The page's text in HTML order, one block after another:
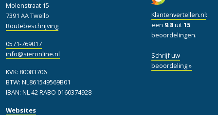
Websites
Klantenvertellen.nl:
een 9.8uit15
beoordelingen.
Schrijf uw
beoordeling »
Molenstraat 15
7391 AA Twello
Routebeschrijving
0571-769017
info@sieronline.nl
KVK: 80083706
BTW: NL861549569B01
IBAN: NL 42 RABO 0160374928